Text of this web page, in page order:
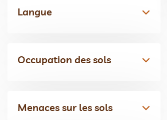
Langue
Occupation des sols
Menaces sur les sols